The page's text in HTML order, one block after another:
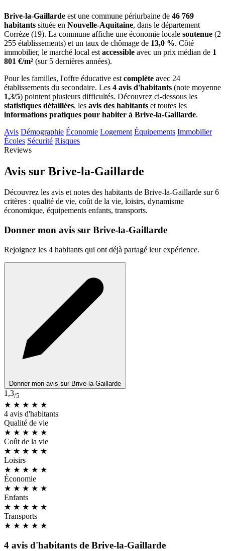
Brive-la-Gaillarde est une commune périurbaine de 46 769
habitants située en Nouvelle-Aquitaine, dans le département
Corrèze (19). La commune affiche une économie locale soutenue (2
255 établissements) et un taux de chômage de 13,0 %. Côté
immobilier, le marché local est accessible avec un prix médian de 1
801 €/m² (sur 5 dernières années).
Pour les familles, l'offre éducative est complète avec 24
établissements du secondaire. Les 4 avis d'habitants (note moyenne
1,3/5) pointent plusieurs difficultés. Découvrez ci-dessous les
statistiques détaillées, les avis des habitants et toutes les
informations pratiques pour habiter à Brive-la-Gaillarde.
Avis Démographie Économie Logement Équipements Immobilier
Écoles Sécurité Risques
Reviews
Avis sur Brive-la-Gaillarde
Découvrez les avis et notes des habitants de Brive-la-Gaillarde sur 6
critères : qualité de vie, coût de la vie, loisirs, dynamisme
économique, équipements enfants, transports.
Donner mon avis sur Brive-la-Gaillarde
Rejoignez les 4 habitants qui ont déjà partagé leur expérience.
Donner mon avis sur Brive-la-Gaillarde
1,3/5
★ ★ ★ ★ ★
4 avis d'habitants
Qualité de vie
★ ★ ★ ★ ★
Coût de la vie
★ ★ ★ ★ ★
Loisirs
★ ★ ★ ★ ★
Économie
★ ★ ★ ★ ★
Enfants
★ ★ ★ ★ ★
Transports
★ ★ ★ ★ ★
4 avis d'habitants de Brive-la-Gaillarde